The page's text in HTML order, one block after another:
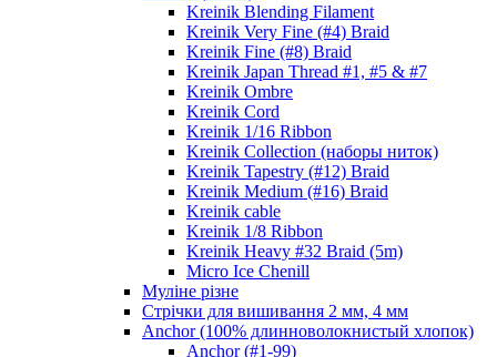
Kreinik Blending Filament
Kreinik Very Fine (#4) Braid
Kreinik Fine (#8) Braid
Kreinik Japan Thread #1, #5 & #7
Kreinik Ombre
Kreinik Cord
Kreinik 1/16 Ribbon
Kreinik Collection (наборы ниток)
Kreinik Tapestry (#12) Braid
Kreinik Medium (#16) Braid
Kreinik cable
Kreinik 1/8 Ribbon
Kreinik Heavy #32 Braid (5m)
Micro Ice Chenill
Муліне різне
Стрічки для вишивання 2 мм, 4 мм
Anchor (100% длинноволокнистый хлопок)
Anchor (#1-99)